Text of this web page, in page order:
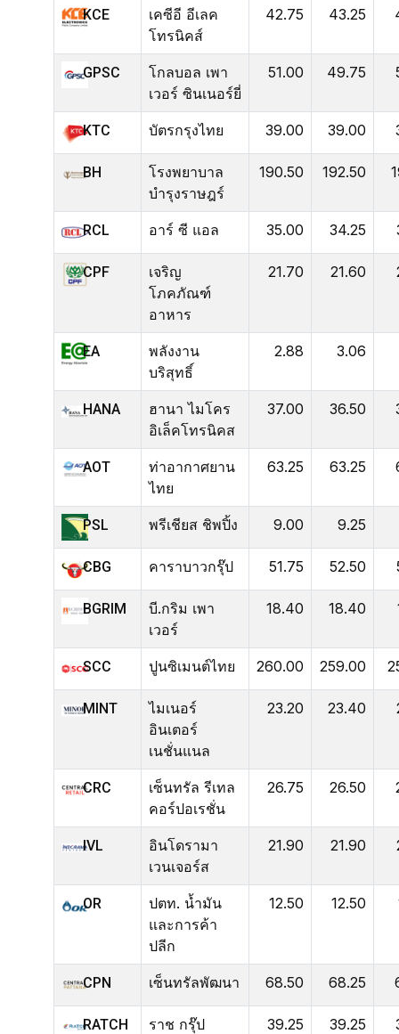
KCE
เคซีอี อีเลค
โทรนิคส์
42.75 43.25
GPSC
โกลบอล เพา
เวอร์ ซินเนอร์ยี่
51.00 49.75
KTC บัตรกรุงไทย 39.00 39.00
BH
โรงพยาบาล
บำรุงราษฎร์
190.50 192.50
RCL อาร์ ซี แอล 35.00 34.25
CPF
เจริญ
โภคภัณฑ์
อาหาร
21.70 21.60
EA
พลังงาน
บริสุทธิ์
2.88 3.06
HANA
ฮานา ไมโคร
อิเล็คโทรนิคส
37.00 36.50
AOT
ท่าอากาศยาน
ไทย
63.25 63.25
PSL พรีเชียส ชิพปิ้ง 9.00 9.25
CBG คาราบาวกรุ๊ป 51.75 52.50
BGRIM
บี.กริม เพา
เวอร์
18.40 18.40
SCC ปูนซิเมนต์ไทย 260.00 259.00
MINT
ไมเนอร์
อินเตอร์
เนชั่นแนล
23.20 23.40
CRC
เซ็นทรัล รีเทล
คอร์ปอเรชั่น
26.75 26.50
IVL
อินโดรามา
เวนเจอร์ส
21.90 21.90
OR
ปตท. น้ำมัน
และการค้า
ปลีก
12.50 12.50
CPN เซ็นทรัลพัฒนา 68.50 68.25
RATCH ราช กรุ๊ป 39.25 39.25